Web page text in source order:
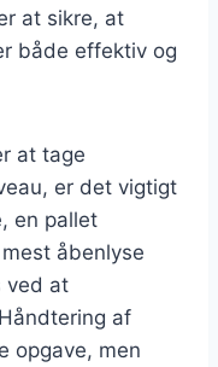
at sikre, at
både effektiv og
at tage
er det vigtigt
en pallet
åbenlyse
ved at
af
opgave, men